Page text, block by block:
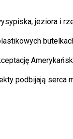
jeziora i
podbijają serca